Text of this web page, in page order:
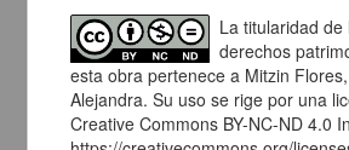
La titularidad de
derechos
esta obra pertenece a Mitzin
Alejandra. Su uso se rige por una
Creative Commons BY-NC-ND 4.0